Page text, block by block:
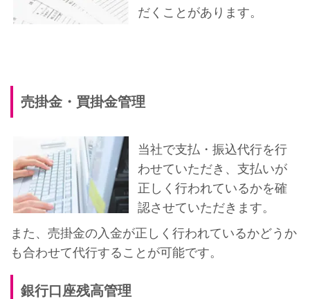
だくことがあります。
売掛金・買掛金管理
当社で支払・振込代行を行
わせていただき、支払いが
正しく行われているかを確
認させていただきます。
また、売掛金の入金が正しく行われているかどうか
も合わせて代行することが可能です。
銀行口座残高管理